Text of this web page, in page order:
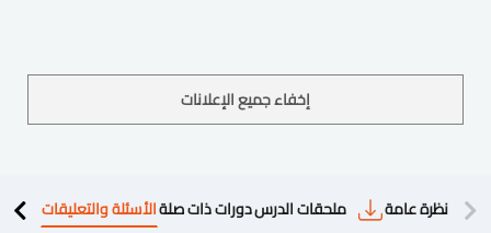
إخفاء جميع الإعلانات
نظرة عامة ملحقات الدرسدورات ذات صلةالأسئلة والتعليقات